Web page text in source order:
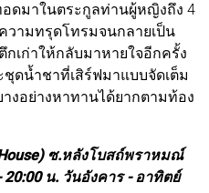
อดมาในตระกูลท่านผู้หญิงถึง 4
วามทรุดโทรมจนกลายเป็น
เก่าให้กลับมาหายใจอีกครั้ง
ดน้ำชาที่เสิร์ฟมาแบบจัดเต็ม
งอย่างหาทานได้ยากตามท้อง
ซ.หลังโบสถ์พราหมณ์
20:00 น. วันอังคาร - อาทิตย์